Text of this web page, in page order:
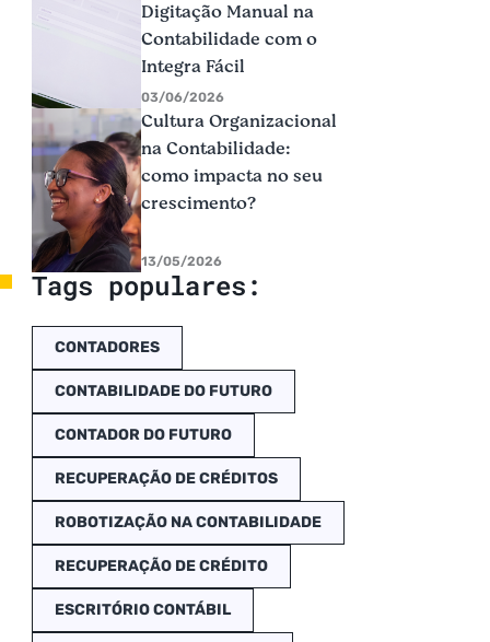
Digitação Manual na
Contabilidade com o
Integra Fácil
03/06/2026
Cultura Organizacional
na Contabilidade:
como impacta no seu
crescimento?
13/05/2026
Tags populares:
CONTADORES
CONTABILIDADE DO FUTURO
CONTADOR DO FUTURO
RECUPERAÇÃO DE CRÉDITOS
ROBOTIZAÇÃO NA CONTABILIDADE
RECUPERAÇÃO DE CRÉDITO
ESCRITÓRIO CONTÁBIL